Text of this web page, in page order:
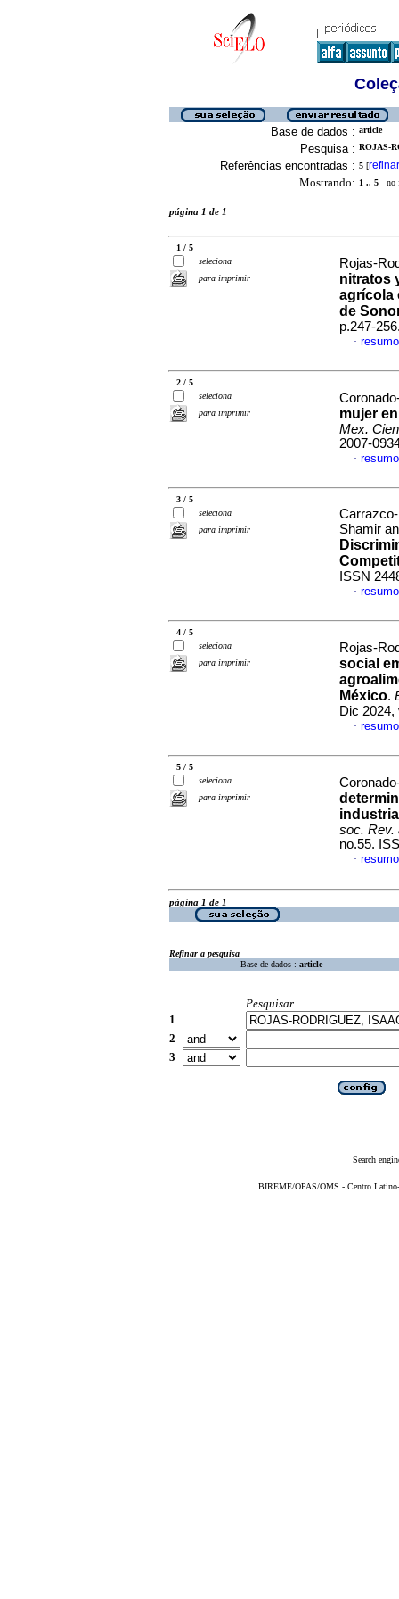
Base de dados : article
Pesquisa : ROJAS-
Referências encontradas : 5 [refinar
Mostrando: 1 .. 5 no
página 1 de 1
1 / 5
seleciona
para imprimir
Rojas-
nitratos
agrícola
de
p.247-
·
2 / 5
seleciona
para imprimir
mujer
Mex.
2007-
·
3 / 5
seleciona
para imprimir
Shamir
ISSN
·
4 / 5
seleciona
para imprimir
Rojas-
social
México.
Dic 2024,
·
5 / 5
seleciona
para imprimir
soc. Rev.
no.55.
·
página 1 de 1
Refinar a pesquisa
Base de dados : article
Pesquisar
1
2
3
Search
BIREME/OPAS/OMS - Centro Latino-